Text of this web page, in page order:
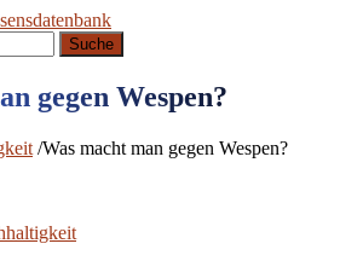
Suche
gegen Wespen?
/Was macht man gegen Wespen?